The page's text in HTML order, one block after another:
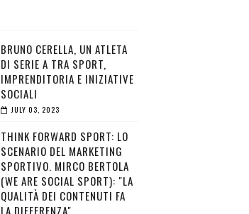
BRUNO CERELLA, UN ATLETA
DI SERIE A TRA SPORT,
IMPRENDITORIA E INIZIATIVE
SOCIALI
JULY 03, 2023
THINK FORWARD SPORT: LO
SCENARIO DEL MARKETING
SPORTIVO. MIRCO BERTOLA
(WE ARE SOCIAL SPORT): "LA
QUALITÀ DEI CONTENUTI FA
LA DIFFERENZA"